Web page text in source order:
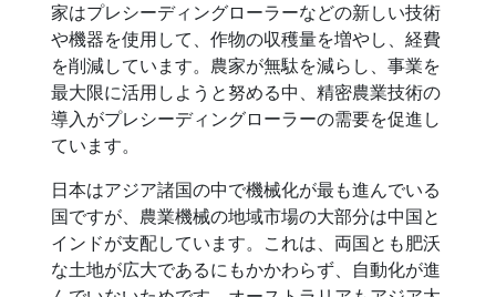
家はプレシーディングローラーなどの新しい技術
や機器を使用して、作物の収穫量を増やし、経費
を削減しています。農家が無駄を減らし、事業を
最大限に活用しようと努める中、精密農業技術の
導入がプレシーディングローラーの需要を促進し
ています。
日本はアジア諸国の中で機械化が最も進んでいる
国ですが、農業機械の地域市場の大部分は中国と
インドが支配しています。これは、両国とも肥沃
な土地が広大であるにもかかわらず、自動化が進